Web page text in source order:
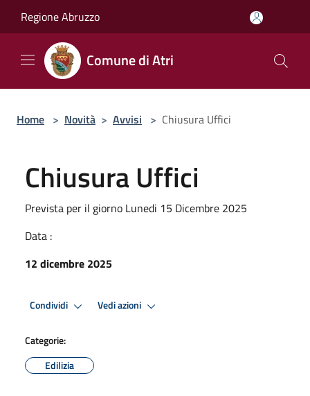
Regione Abruzzo
Comune di Atri
Home > Novità > Avvisi > Chiusura Uffici
Chiusura Uffici
Prevista per il giorno Lunedi 15 Dicembre 2025
Data :
12 dicembre 2025
Condividi Vedi azioni
Categorie:
Edilizia